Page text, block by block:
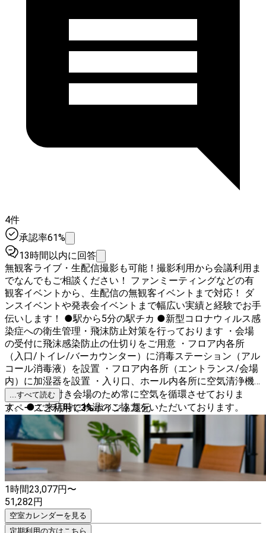
4件
承認率61%
13時間以内に回答
無観客ライブ・生配信撮影も可能！撮影利用から会議利用ま
でなんでもご相談ください！ ファンミーティングなどの有
観客イベントから、生配信の無観客イベントまで対応！ ダ
ンスイベントや発表会イベントまで幅広い実績と経験でお手
伝いします！ ●駅から5分の駅チカ ●新型コロナウィルス感
染症への衛生管理・飛沫防止対策を行っております ・会場
の受付に飛沫感染防止の仕切りをご用意 ・フロア内各所
（入口/トイレ/バーカウンター）に消毒ステーション（アル
コール消毒液）を設置 ・フロア内各所（エントランス/会場
内）に加湿器を設置 ・入り口、ホール内各所に空気清浄機
を設置 ●窓付き会場のため常に空気を循環させておりま
す。 ●ご来店時に検温のご協力をいただいております。
【ご用途に合わせたプランをご用意しています】 ・歓送迎
会、懇親会、同窓会、忘年会や新年会などといった宴会プラ
ン ＊お料理(ビュッフェ形式)+飲み放題つき お一人様税込
5500円 入退場含む３時間 プロジェクターやスクリー
ン、マイク、音響・照明などの無料設備付
...すべて読む
スペースご利用で3%ポイント還元
1時間23,077円〜
51,282円
空室カレンダーを見る
定期利用の方はこちら